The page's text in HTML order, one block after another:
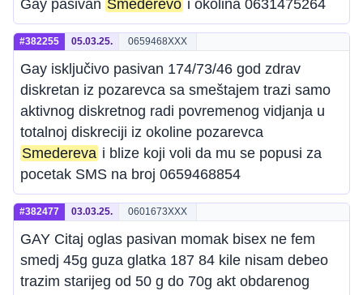
Gay pasivan Smederevo i okolina 0631475264
#382255 05.03.25. 0659468XXX
Gay isključivo pasivan 174/73/46 god zdrav
diskretan iz pozarevca sa smeštajem trazi samo
aktivnog diskretnog radi povremenog vidjanja u
totalnoj diskreciji iz okoline pozarevca
Smedereva i blize koji voli da mu se popusi za
pocetak SMS na broj 0659468854
#382477 03.03.25. 0601673XXX
GAY Citaj oglas pasivan momak bisex ne fem
smedj 45g guza glatka 187 84 kile nisam debeo
trazim starijeg od 50 g do 70g akt obdarenog